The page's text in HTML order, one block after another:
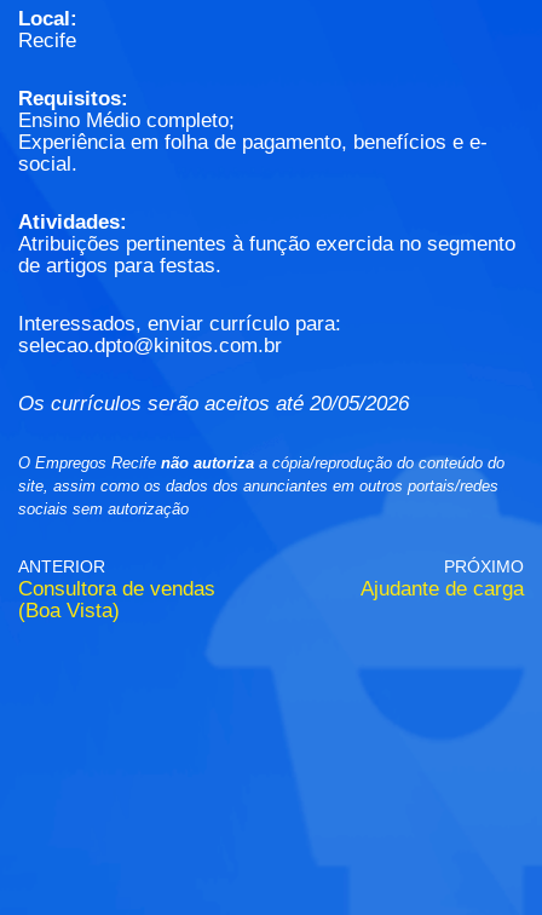
Local:
Recife
Requisitos:
Ensino Médio completo;
Experiência em folha de pagamento, benefícios e e-
social.
Atividades:
Atribuições pertinentes à função exercida no segmento
de artigos para festas.
Interessados, enviar currículo para:
selecao.dpto@kinitos.com.br
Os currículos serão aceitos até 20/05/2026
O Empregos Recife não autoriza a cópia/reprodução do conteúdo do
site, assim como os dados dos anunciantes em outros portais/redes
sociais sem autorização
ANTERIOR
Consultora de vendas
(Boa Vista)
PRÓXIMO
Ajudante de carga